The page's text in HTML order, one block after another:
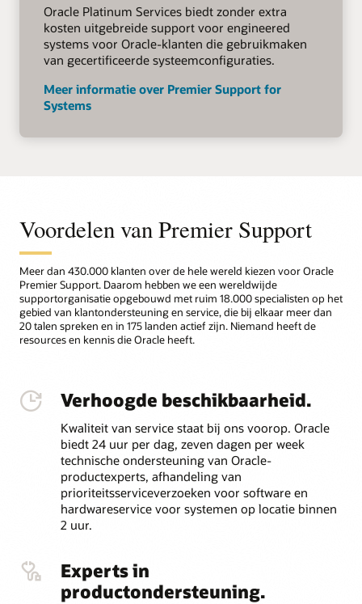
Oracle Platinum Services biedt zonder extra
kosten uitgebreide support voor engineered
systems voor Oracle-klanten die gebruikmaken
van gecertificeerde systeemconfiguraties.
Meer informatie over Premier Support for
Systems
Voordelen van Premier Support
Meer dan 430.000 klanten over de hele wereld kiezen voor Oracle
Premier Support. Daarom hebben we een wereldwijde
supportorganisatie opgebouwd met ruim 18.000 specialisten op het
gebied van klantondersteuning en service, die bij elkaar meer dan
20 talen spreken en in 175 landen actief zijn. Niemand heeft de
resources en kennis die Oracle heeft.
Verhoogde beschikbaarheid.
Kwaliteit van service staat bij ons voorop. Oracle
biedt 24 uur per dag, zeven dagen per week
technische ondersteuning van Oracle-
productexperts, afhandeling van
prioriteitsserviceverzoeken voor software en
hardwareservice voor systemen op locatie binnen
2 uur.
Experts in
productondersteuning.